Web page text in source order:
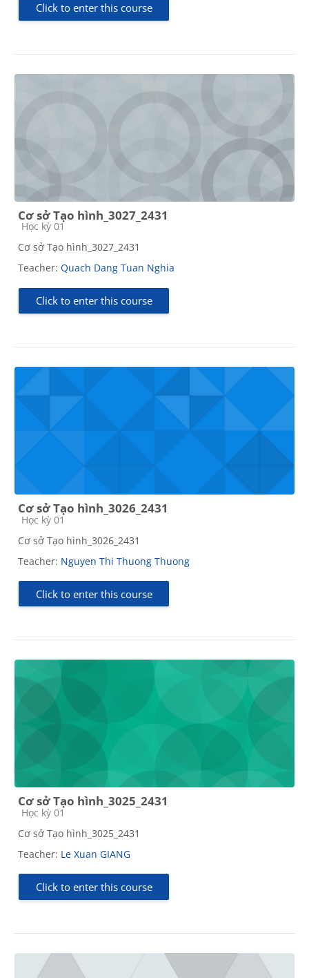
Click to enter this course
Cơ sở Tạo hình_3027_2431
Course category
Học kỳ 01
Cơ sở Tạo hình_3027_2431
Teacher: Quach Dang Tuan Nghia
Click to enter this course
Cơ sở Tạo hình_3026_2431
Course category
Học kỳ 01
Cơ sở Tạo hình_3026_2431
Teacher: Nguyen Thi Thuong Thuong
Click to enter this course
Cơ sở Tạo hình_3025_2431
Course category
Học kỳ 01
Cơ sở Tạo hình_3025_2431
Teacher: Le Xuan GIANG
Click to enter this course